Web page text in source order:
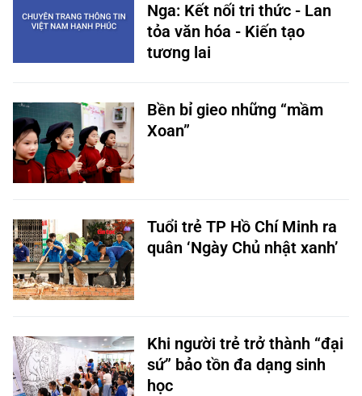
Nga: Kết nối tri thức - Lan
tỏa văn hóa - Kiến tạo
tương lai
Bền bỉ gieo những “mầm
Xoan”
Tuổi trẻ TP Hồ Chí Minh ra
quân ‘Ngày Chủ nhật xanh’
Khi người trẻ trở thành “đại
sứ” bảo tồn đa dạng sinh
học